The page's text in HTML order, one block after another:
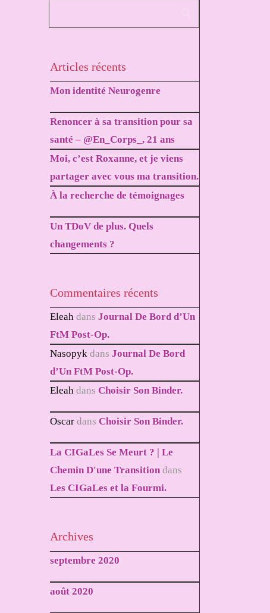
Articles récents
Mon identité Neurogenre
Renoncer à sa transition pour sa
santé – @En_Corps_, 21 ans
Moi, c’est Roxanne, et je viens
partager avec vous ma transition.
À la recherche de témoignages
Un TDoV de plus. Quels
changements ?
Commentaires récents
Eleah dans Journal De Bord d’Un
FtM Post-Op.
Nasopyk dans Journal De Bord
d’Un FtM Post-Op.
Eleah dans Choisir Son Binder.
Oscardans Choisir Son Binder.
La CIGaLes Se Meurt ? | Le
Chemin D'une Transitiondans
Les CIGaLes et la Fourmi.
Archives
septembre 2020
août 2020